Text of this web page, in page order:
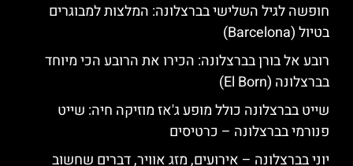
חופשה לגיל השלישי בברצלונה: המלצות למבוגרים
בטיול (Barcelona)
רובע אל בורן בברצלונה: הכירו את הרובע הכי מיוחד
בברצלונה (El Born)
שייט בברצלונה כולל מופע ג'אז מוזיקה חיה: שייט
פנורמי בברצלונה – כרטיסים
יוני בברצלונה – אירועים, מזג אוויר, דברים שחשוב